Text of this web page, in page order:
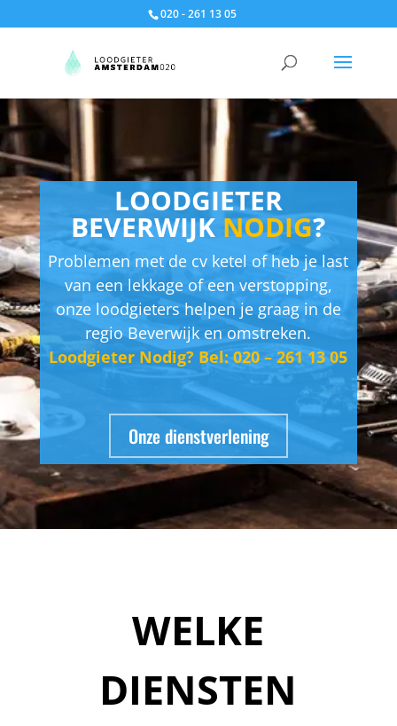
020 - 261 13 05
LOODGIETER
BEVERWIJK NODIG?
Problemen met de cv ketel of heb je last
van een lekkage of een verstopping,
onze loodgieters helpen je graag in de
regio Beverwijk en omstreken.
Loodgieter Nodig? Bel: 020 – 261 13 05
Onze dienstverlening
WELKE
DIENSTEN